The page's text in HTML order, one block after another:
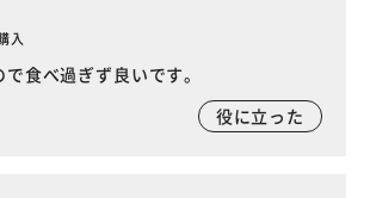
入
食べ過ぎず良いです。
役に立った